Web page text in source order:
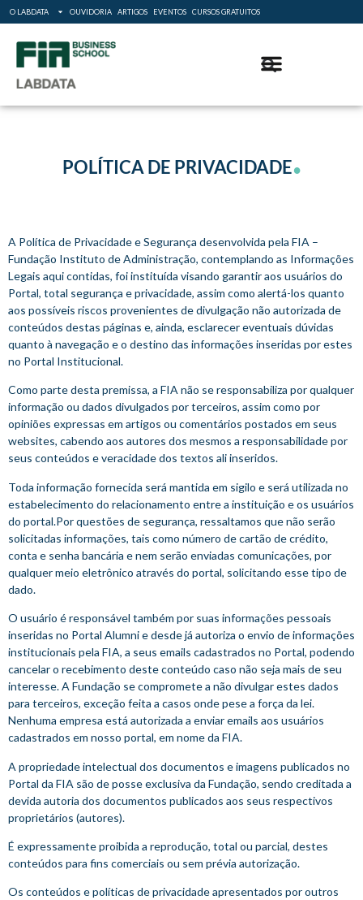
O LABDATA OUVIDORIA ARTIGOS EVENTOS CURSOS GRATUITOS
POLÍTICA DE PRIVACIDADE.
A Política de Privacidade e Segurança desenvolvida pela FIA –
Fundação Instituto de Administração, contemplando as Informações
Legais aqui contidas, foi instituída visando garantir aos usuários do
Portal, total segurança e privacidade, assim como alertá-los quanto
aos possíveis riscos provenientes de divulgação não autorizada de
conteúdos destas páginas e, ainda, esclarecer eventuais dúvidas
quanto à navegação e o destino das informações inseridas por estes
no Portal Institucional.
Como parte desta premissa, a FIA não se responsabiliza por qualquer
informação ou dados divulgados por terceiros, assim como por
opiniões expressas em artigos ou comentários postados em seus
websites, cabendo aos autores dos mesmos a responsabilidade por
seus conteúdos e veracidade dos textos ali inseridos.
Toda informação fornecida será mantida em sigilo e será utilizada no
estabelecimento do relacionamento entre a instituição e os usuários
do portal.Por questões de segurança, ressaltamos que não serão
solicitadas informações, tais como número de cartão de crédito,
conta e senha bancária e nem serão enviadas comunicações, por
qualquer meio eletrônico através do portal, solicitando esse tipo de
dado.
O usuário é responsável também por suas informações pessoais
inseridas no Portal Alumni e desde já autoriza o envio de informações
institucionais pela FIA, a seus emails cadastrados no Portal, podendo
cancelar o recebimento deste conteúdo caso não seja mais de seu
interesse. A Fundação se compromete a não divulgar estes dados
para terceiros, exceção feita a casos onde pese a força da lei.
Nenhuma empresa está autorizada a enviar emails aos usuários
cadastrados em nosso portal, em nome da FIA.
A propriedade intelectual dos documentos e imagens publicados no
Portal da FIA são de posse exclusiva da Fundação, sendo creditada a
devida autoria dos documentos publicados aos seus respectivos
proprietários (autores).
É expressamente proibida a reprodução, total ou parcial, destes
conteúdos para fins comerciais ou sem prévia autorização.
Os conteúdos e políticas de privacidade apresentados por outros